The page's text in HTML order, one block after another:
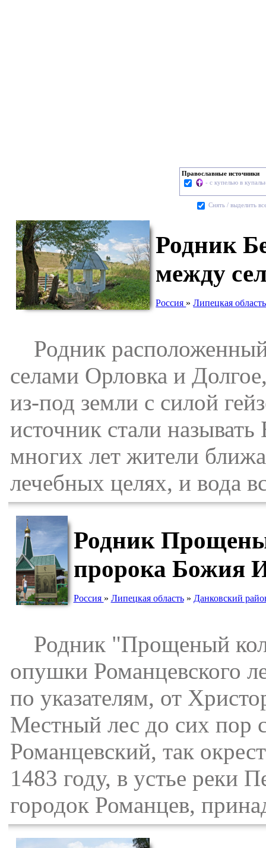
Православные источники
- с купелью в
Cнять / выделить
Родник
между
Россия »Липецкая область
Родник
селами Орловка и
из-под земли с силой
источник стали
многих лет жители
лечебных целях, и вода
Родник
пророка Божия
Россия » Липецкая область» Данковский
Родник "Прощеный
опушки Романцевского
по указателям, от
Местный лес до сих пор
Романцевский, так
1483 году, в устье реки
городок Романцев,